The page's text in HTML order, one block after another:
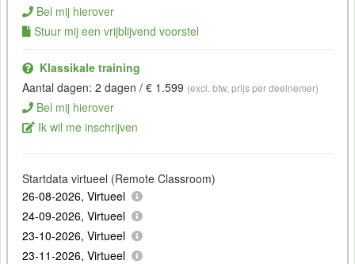
Bel mij hierover
Stuur mij een vrijblijvend voorstel
Klassikale training
Aantal dagen: 2 dagen / € 1.599 (excl. btw, prijs per deelnemer)
Bel mij hierover
Ik wil me inschrijven
Startdata virtueel (Remote Classroom)
26-08-2026, Virtueel
24-09-2026, Virtueel
23-10-2026, Virtueel
23-11-2026, Virtueel